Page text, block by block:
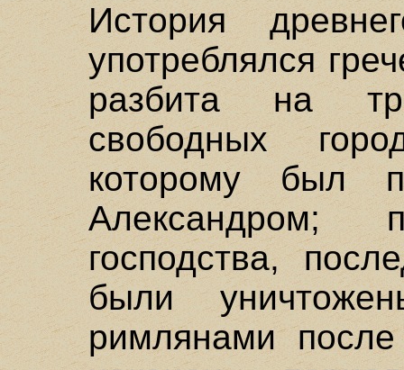
История
употреблялся
разбита на
свободных
которому был
Александром;
господства,
были
римлянами